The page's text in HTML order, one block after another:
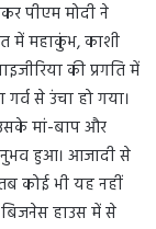
पीएम मोदी ने
में महाकुंभ, काशी
की प्रगति में
से उंचा हो गया।
मां-बाप और
हुआ। आजादी से
कोई भी यह नहीं
हाउस में से